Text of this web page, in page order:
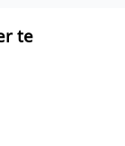
te